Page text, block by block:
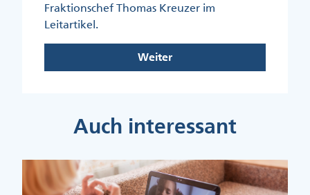
Fraktionschef Thomas Kreuzer im
Leitartikel.
Weiter
Auch interessant